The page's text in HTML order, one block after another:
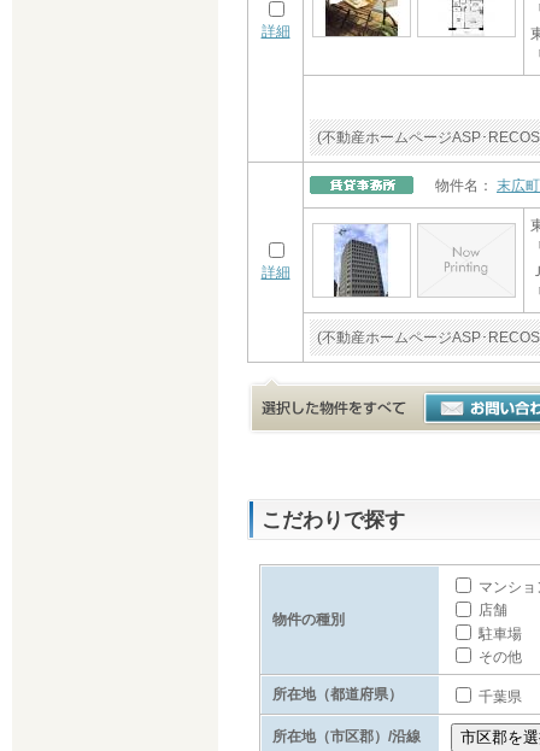
詳細
(不動産ホームページASP･
詳細
物件名： 末広
(不動産ホームページASP･
こだわりで探す
物件の種別
マンショ
店舗
駐車場
その他
所在地（都道府県） 千葉県
所在地（市区郡）/沿線